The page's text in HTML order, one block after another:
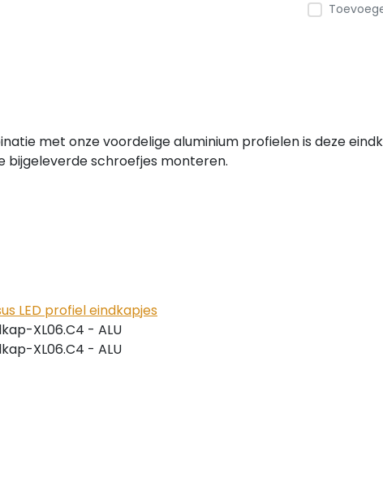
met onze voordelige aluminium profielen is deze
bijgeleverde schroefjes monteren.
LED profiel eindkapjes
XL06.C4 - ALU
XL06.C4 - ALU